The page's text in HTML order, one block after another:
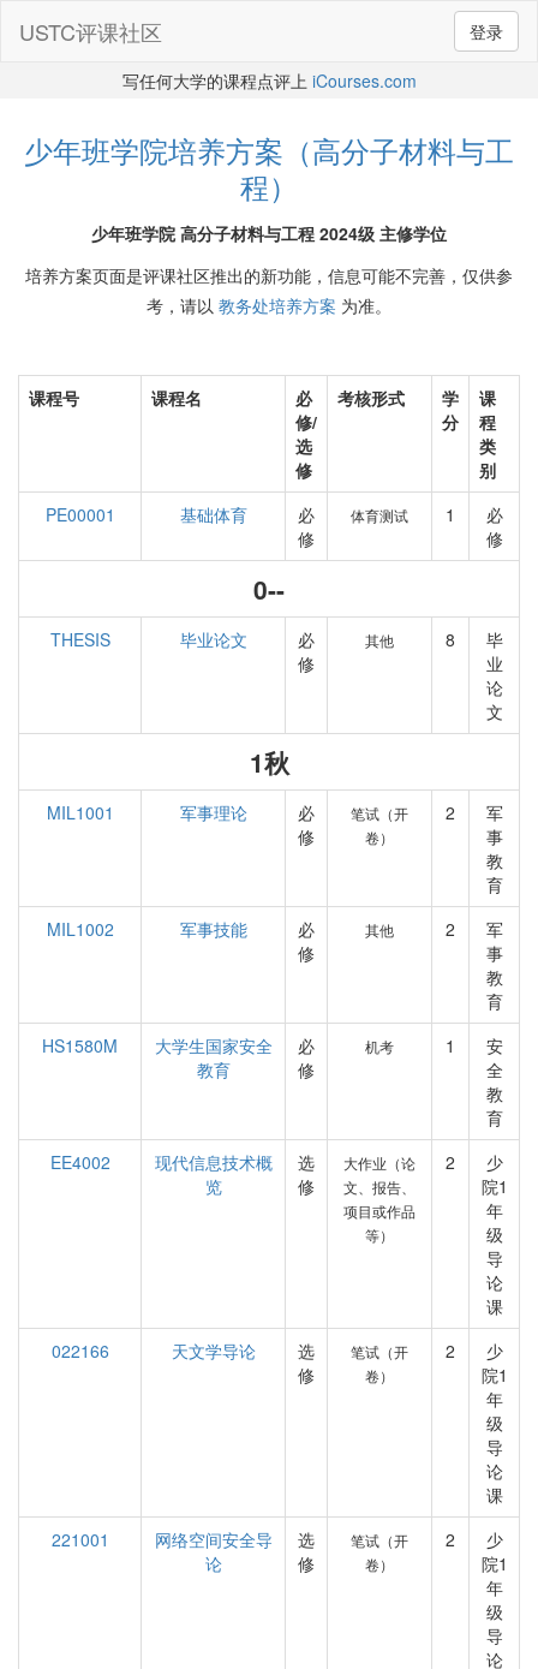
登录
USTC评课社区
写任何大学的课程点评上 iCourses.com
少年班学院培养方案（高分子材料与工
程）
少年班学院 高分子材料与工程 2024级 主修学位
培养方案页面是评课社区推出的新功能，信息可能不完善，仅供参
考，请以 教务处培养方案 为准。
课程号 课程名
必
修/
选
修
考核形式
学
分
课
程
类
别
PE00001
基础体育
必
修
体育测试 1
必
修
0--
THESIS 毕业论文
必
修
其他 8
毕
业
论
文
1秋
MIL1001 军事理论
必
修
笔试（开
卷）
2
军
事
教
育
MIL1002
军事技能
必
修
其他 2
军
事
教
育
HS1580M
大学生国家安全
教育
必
修
机考 1
安
全
教
育
EE4002
现代信息技术概
览
选
修
大作业（论
文、报告、
项目或作品
等）
2
少
院1
年
级
导
论
课
022166
天文学导论
选
修
笔试（开
卷）
2
少
院1
年
级
导
论
课
221001
网络空间安全导
论
选
修
笔试（开
卷）
2
少
院1
年
级
导
论